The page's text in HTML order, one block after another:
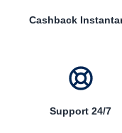
Cashback
Support 24/7